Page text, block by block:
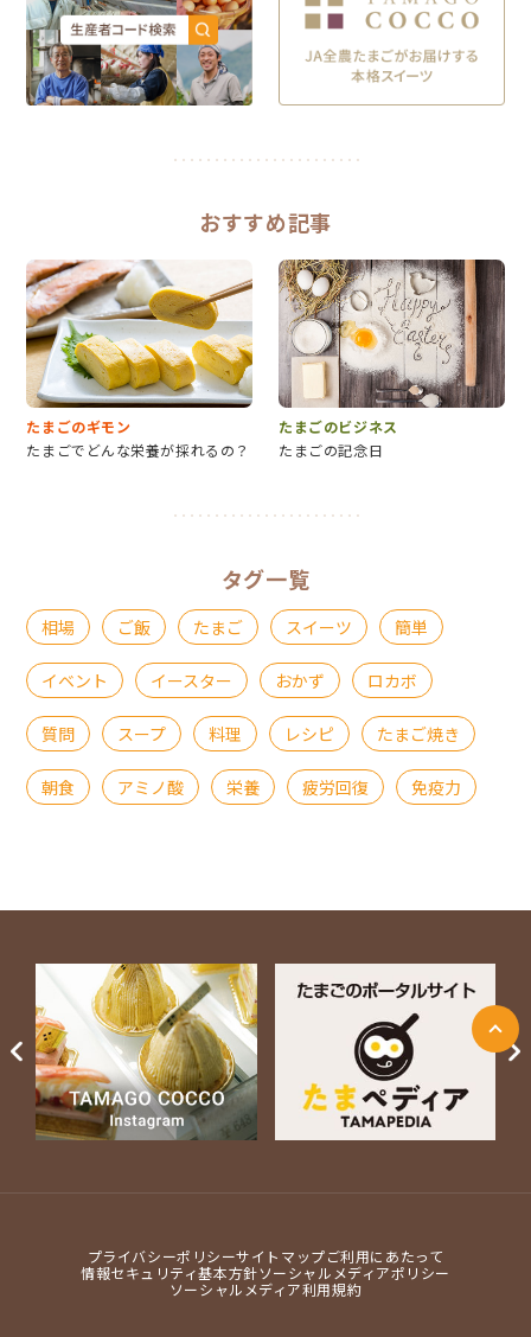
おすすめ記事
たまごのギモン
たまごでどんな栄養が採れるの？
たまごのビジネス
たまごの記念日
タグ一覧
相場 ご飯 たまご スイーツ 簡単
イベント イースター おかず ロカボ
質問 スープ 料理 レシピ たまご焼き
朝食 アミノ酸 栄養 疲労回復 免疫力
プライバシーポリシーサイトマップご利用にあたって
情報セキュリティ基本方針ソーシャルメディアポリシー
ソーシャルメディア利用規約
ージ上部に戻る